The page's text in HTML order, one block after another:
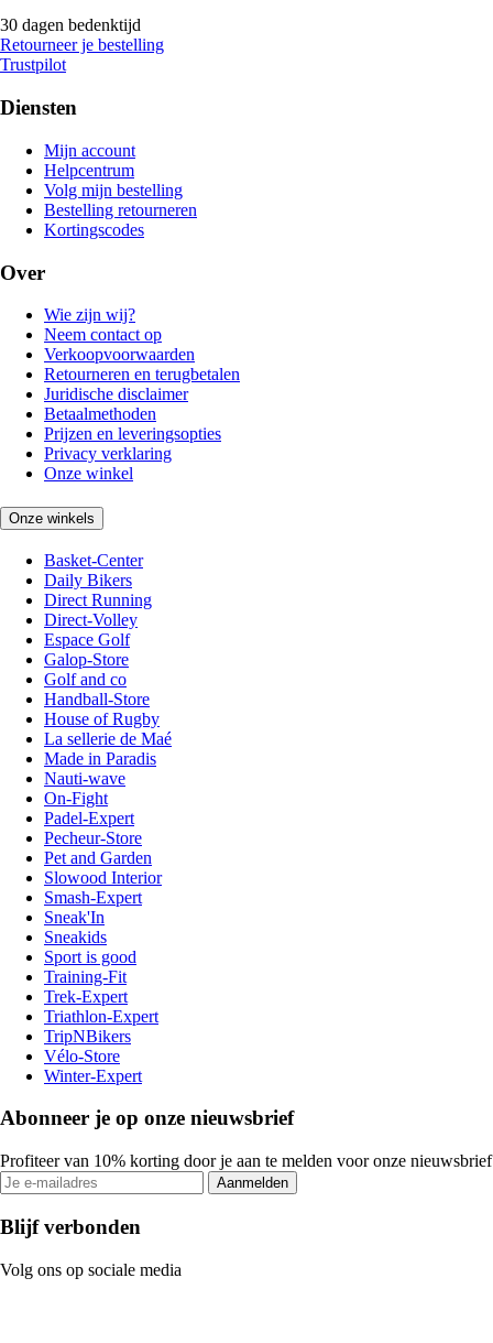
30 dagen bedenktijd
Retourneer je bestelling
Trustpilot
Diensten
Mijn account
Helpcentrum
Volg mijn bestelling
Bestelling retourneren
Kortingscodes
Over
Wie zijn wij?
Neem contact op
Verkoopvoorwaarden
Retourneren en terugbetalen
Juridische disclaimer
Betaalmethoden
Prijzen en leveringsopties
Privacy verklaring
Onze winkel
Onze winkels
Basket-Center
Daily Bikers
Direct Running
Direct-Volley
Espace Golf
Galop-Store
Golf and co
Handball-Store
House of Rugby
La sellerie de Maé
Made in Paradis
Nauti-wave
On-Fight
Padel-Expert
Pecheur-Store
Pet and Garden
Slowood Interior
Smash-Expert
Sneak'In
Sneakids
Sport is good
Training-Fit
Trek-Expert
Triathlon-Expert
TripNBikers
Vélo-Store
Winter-Expert
Abonneer je op onze nieuwsbrief
Profiteer van 10% korting door je aan te melden voor onze nieuwsbrief
Aanmelden
Blijf verbonden
Volg ons op sociale media